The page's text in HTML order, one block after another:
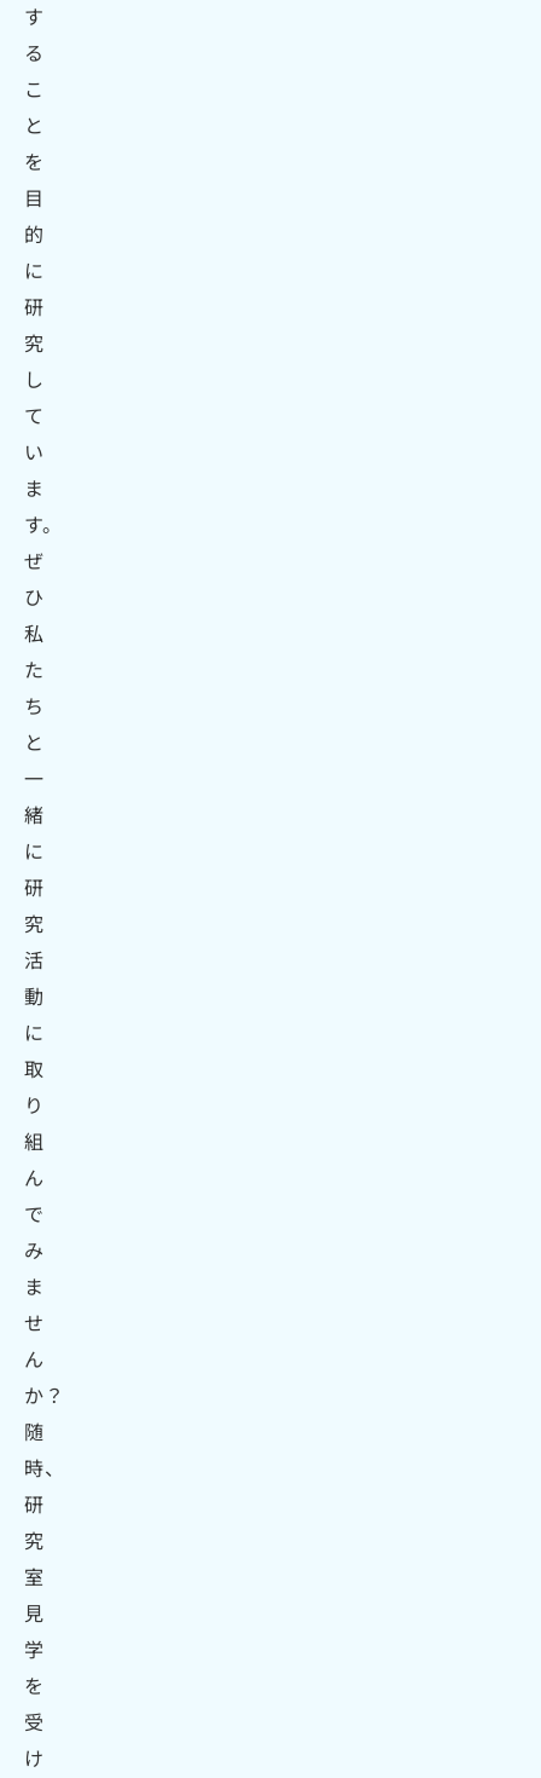
す
る
こ
と
を
目
的
に
研
究
し
て
い
ま
す。
ぜ
ひ
私
た
ち
と
一
緒
に
研
究
活
動
に
取
り
組
ん
で
み
ま
せ
ん
か？
随
時、
研
究
室
見
学
を
受
け